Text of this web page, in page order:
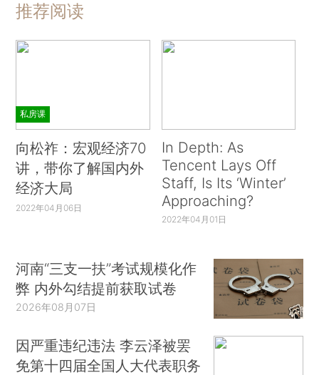
推荐阅读
私房课
向松祚：宏观经济70
讲，带你了解国内外
经济大局
2022年04月06日
In Depth: As
Tencent Lays Off
Staff, Is Its ‘Winter’
Approaching?
2022年04月01日
河南“三支一扶”考试规模化作
弊 内外勾结提前获取试卷
2026年08月07日
因严重违纪违法 李云泽被罢
免第十四届全国人大代表职务